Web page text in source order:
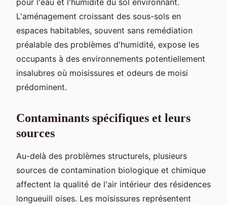
L'aménagement croissant des sous-sols en
espaces habitables, souvent sans remédiation
préalable des problèmes d'humidité, expose les
occupants à des environnements potentiellement
insalubres où moisissures et odeurs de moisi
prédominent.
Contaminants spécifiques et leurs
sources
Au-delà des problèmes structurels, plusieurs
sources de contamination biologique et chimique
affectent la qualité de l'air intérieur des résidences
longueuill oises. Les moisissures représentent